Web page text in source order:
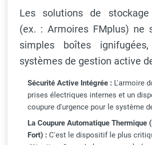
Les solutions de
(ex. : Armoires FMplus) ne
simples boîtes
systèmes de gestion active
Sécurité Active Intégrée : L'armoire
prises électriques internes et un
coupure d'urgence pour le système
La Coupure Automatique Thermique
Fort) : C'est le dispositif le plus